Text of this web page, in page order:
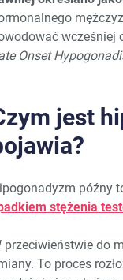
wcześniej
Onset
jest
późny
stężenia
przeciwieństwie do
To proces